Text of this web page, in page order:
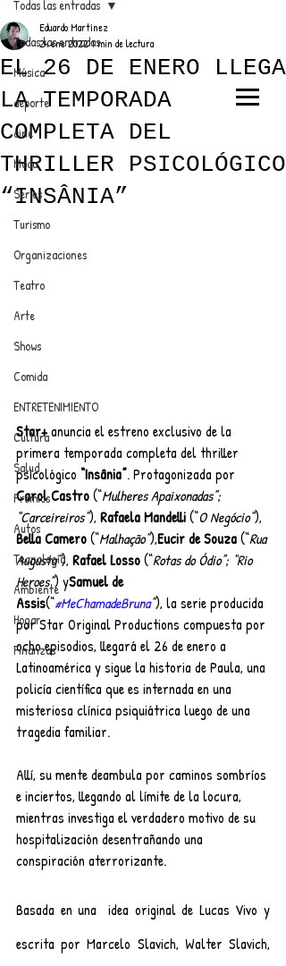
ANUNCIATE CON NOSOTROS
PARA MÁS INFORMACIÓN:
dinamicaseltrendytop@gmail.com
EL TRENDY TOP
CON EDDY MARTINEZ
Todas las entradas
Música
deporte
cine
Moda
Series
Turismo
Organizaciones
Teatro
Arte
Shows
Comida
ENTRETENIMIENTO
Cultura
Salud
Premios
Autos
Tecnología
Ambiente
Hogar
Finanzas
Todas las entradas
EL 26 DE ENERO LLEGA
LA TEMPORADA
COMPLETA DEL
THRILLER PSICOLÓGICO
“INSÂNIA”
Eduardo Martínez
24 ene 20221 min de lectura
Star+ anuncia el estreno exclusivo de la
primera temporada completa del thriller
psicológico “Insânia”. Protagonizada por
Carol Castro (“Mulheres Apaixonadas”;
“Carceireiros”), Rafaela Mandelli (“O Negócio”),
Bella Camero (“Malhação”),Eucir de Souza (“Rua
Augusta”), Rafael Losso (“Rotas do Ódio”; “Rio
Heroes”) ySamuel de
Assis(“#MeChamadeBruna”), la serie producida
por Star Original Productions compuesta por
ocho episodios, llegará el 26 de enero a
Latinoamérica y sigue la historia de Paula, una
policía científica que es internada en una
misteriosa clínica psiquiátrica luego de una
tragedia familiar.
Allí, su mente deambula por caminos sombríos
e inciertos, llegando al límite de la locura,
mientras investiga el verdadero motivo de su
hospitalización desentrañando una
conspiración aterrorizante.
Basada en una  idea original de Lucas Vivo y
escrita por Marcelo Slavich, Walter Slavich,